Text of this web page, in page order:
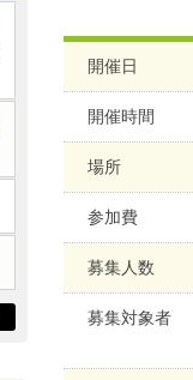
開催日
開催時間
場所
参加費
募集人数
募集対象者